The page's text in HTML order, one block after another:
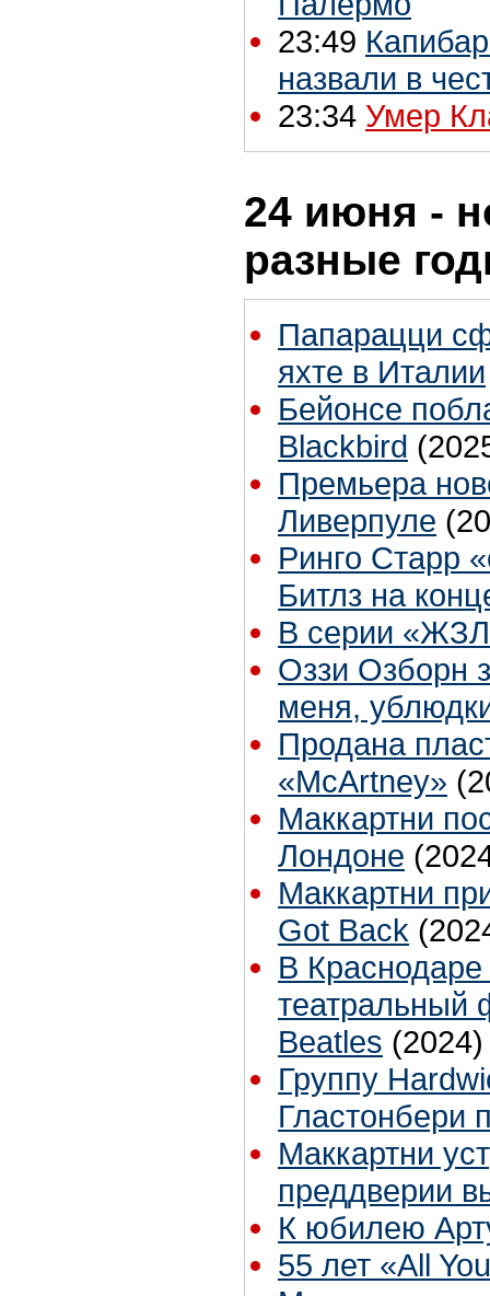
23:49
назвали в
23:34 Умер
24 июня -
разные
Папарацци
яхте в Италии
Бейонсе
Blackbird
Премьера
Ливерпуле
Ринго Старр
Битлз на
В серии
Оззи Озборн
меня,
Продана
«McArtney»
Маккартни
Лондоне
Маккартни
Got Back
В
театральный
Beatles (2024)
Группу
Гластонбери
Маккартни
преддверии
К юбилею
55 лет «All